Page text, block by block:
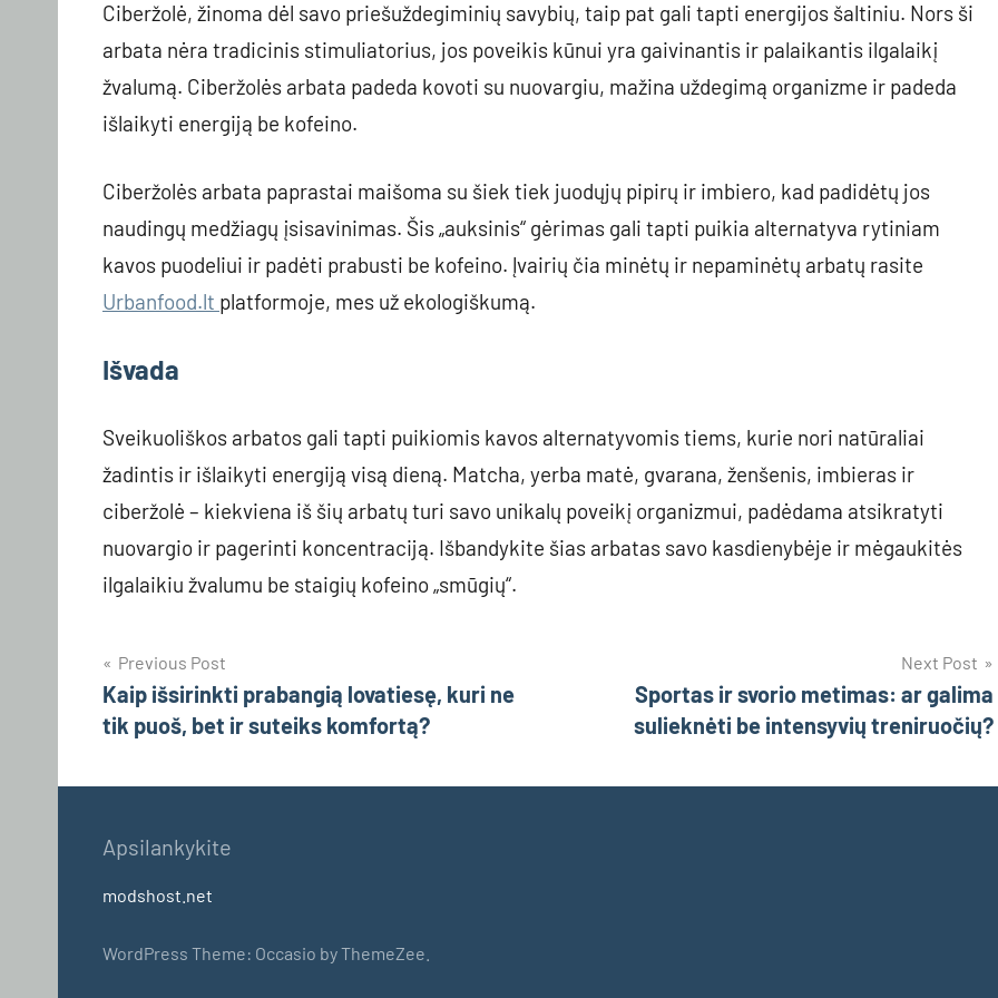
Ciberžolė, žinoma dėl savo priešuždegiminių savybių, taip pat gali tapti energijos šaltiniu. Nors ši
arbata nėra tradicinis stimuliatorius, jos poveikis kūnui yra gaivinantis ir palaikantis ilgalaikį
žvalumą. Ciberžolės arbata padeda kovoti su nuovargiu, mažina uždegimą organizme ir padeda
išlaikyti energiją be kofeino.
Ciberžolės arbata paprastai maišoma su šiek tiek juodųjų pipirų ir imbiero, kad padidėtų jos
naudingų medžiagų įsisavinimas. Šis „auksinis“ gėrimas gali tapti puikia alternatyva rytiniam
kavos puodeliui ir padėti prabusti be kofeino. Įvairių čia minėtų ir nepaminėtų arbatų rasite
Urbanfood.lt platformoje, mes už ekologiškumą.
Išvada
Sveikuoliškos arbatos gali tapti puikiomis kavos alternatyvomis tiems, kurie nori natūraliai
žadintis ir išlaikyti energiją visą dieną. Matcha, yerba matė, gvarana, ženšenis, imbieras ir
ciberžolė – kiekviena iš šių arbatų turi savo unikalų poveikį organizmui, padėdama atsikratyti
nuovargio ir pagerinti koncentraciją. Išbandykite šias arbatas savo kasdienybėje ir mėgaukitės
ilgalaikiu žvalumu be staigių kofeino „smūgių“.
Navigacija
tarp
Previous Post
Kaip išsirinkti prabangią lovatiesę, kuri ne
tik puoš, bet ir suteiks komfortą?
Next Post
Sportas ir svorio metimas: ar galima
sulieknėti be intensyvių treniruočių?
Apsilankykite
modshost.net
WordPress Theme: Occasio by ThemeZee.